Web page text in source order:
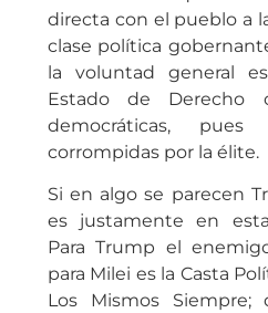
directa con el pueblo a
clase política
la voluntad general
Estado de Derecho
democráticas,
corrompidas por la élite.
Si en algo se parecen
es justamente en
Para Trump el
para Milei es la Casta
Los Mismos Siempre;